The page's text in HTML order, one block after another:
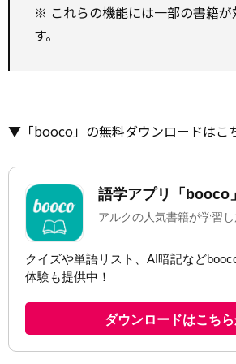
※ これらの機能には一部の書籍が
す。
▼「booco」の無料ダウンロードはこ